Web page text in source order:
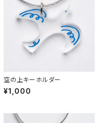
空の上キーホルダー
¥1,000